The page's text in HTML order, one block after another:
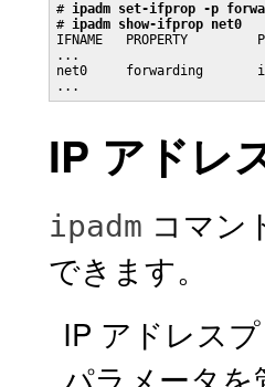
# ipadm set-ifprop -p
# ipadm show-ifprop net0
IFNAME   PROPERTY
...
net0     forwarding
...
IP アドレ
ipadm コマン
できます。
IP アドレス
パラメータを